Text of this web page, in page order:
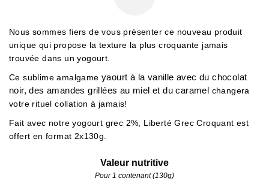
Nous sommes fiers de vous présenter ce nouveau produit
unique qui propose la texture la plus croquante jamais
trouvée dans un yogourt.
Ce sublime amalgame yaourt à la vanille avec du chocolat
noir, des amandes grillées au miel et du caramel changera
votre rituel collation à jamais!
Fait avec notre yogourt grec 2%, Liberté Grec Croquant est
offert en format 2x130g.
Valeur nutritive
Pour 1 contenant (130g)